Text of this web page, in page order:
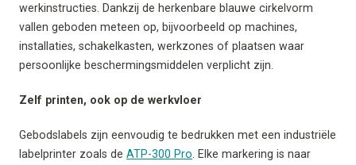
werkinstructies. Dankzij de herkenbare blauwe cirkelvorm
vallen geboden meteen op, bijvoorbeeld op machines,
installaties, schakelkasten, werkzones of plaatsen waar
persoonlijke beschermingsmiddelen verplicht zijn.
Zelf printen, ook op de werkvloer
Gebodslabels zijn eenvoudig te bedrukken met een industriële
labelprinter zoals de ATP-300 Pro . Elke markering is naar